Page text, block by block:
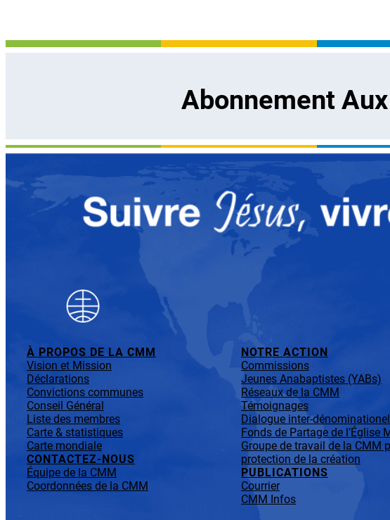
Abonnement
À PROPOS DE LA CMM
Vision et Mission
Déclarations
Convictions communes
Conseil Général
Liste des membres
Carte & statistiques
Carte mondiale
CONTACTEZ-NOUS
Équipe de la CMM
Coordonnées de la CMM
NOTRE ACTION
Commissions
Jeunes Anabaptistes (YABs)
Réseaux de la CMM
Témoignages
Dialogue inter-dénominationel
Fonds de Partage de l’Église
Groupe de travail de la CMM
protection de la création
PUBLICATIONS
Courrier
CMM Infos